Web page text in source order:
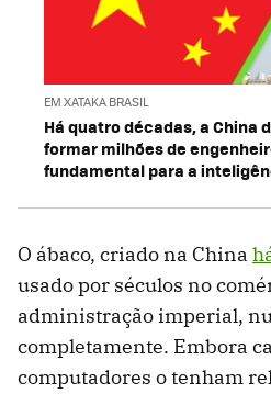
EM XATAKA BRASIL
Há quatro décadas, a China
formar milhões de
fundamental para a
O ábaco, criado na China
usado por séculos no
administração imperial,
completamente. Embora
computadores o tenham